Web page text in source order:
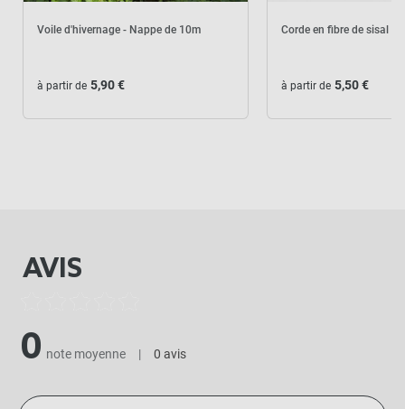
Voile d'hivernage - Nappe de 10m
à partir de 5,90 €
Corde en fibre de sisal
à partir de 5,50 €
AVIS
0 note moyenne | 0 avis